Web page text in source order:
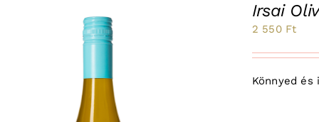
Irsai
2 550 Ft
Könnyed